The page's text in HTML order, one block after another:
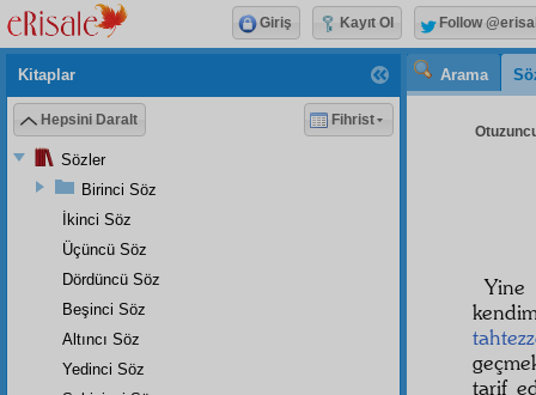
Arama
Yine
tarif
Kitaplar
Hepsini Daralt Fihrist
Sözler
Birinci Söz
İkinci Söz
Üçüncü Söz
Dördüncü Söz
Beşinci Söz
Altıncı Söz
Yedinci Söz
Giriş Kayıt Ol Follow